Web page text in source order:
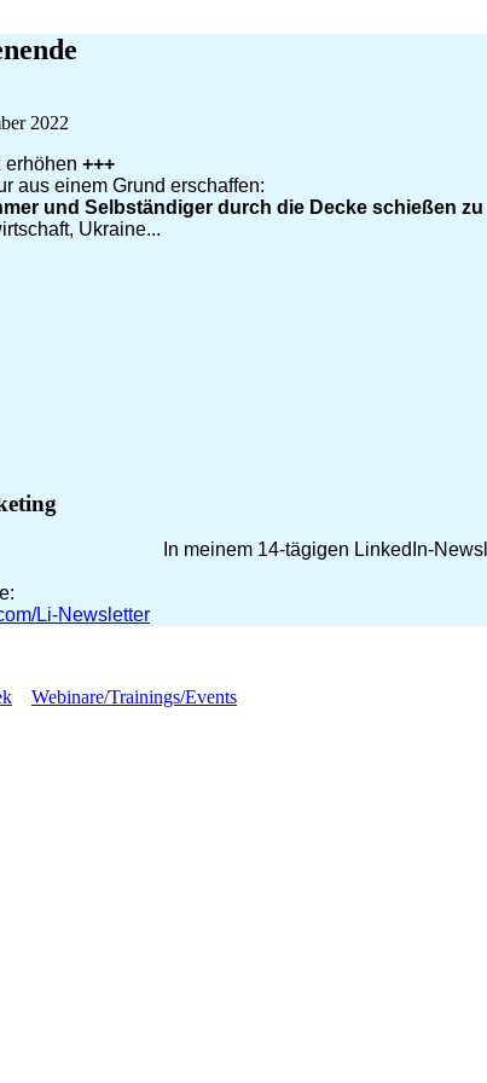
2022
erhöhen +++
aus einem Grund erschaffen:
und Selbständiger durch die Decke schießen
Ukraine...
In meinem 14-tägigen LinkedIn-
Li-Newsletter
Webinare/Trainings/Events